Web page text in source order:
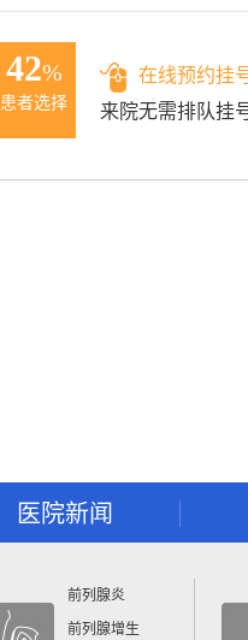
42%
患者选择
在线预约挂
来院无需排队挂
医院新闻
前列腺炎
前列腺增生